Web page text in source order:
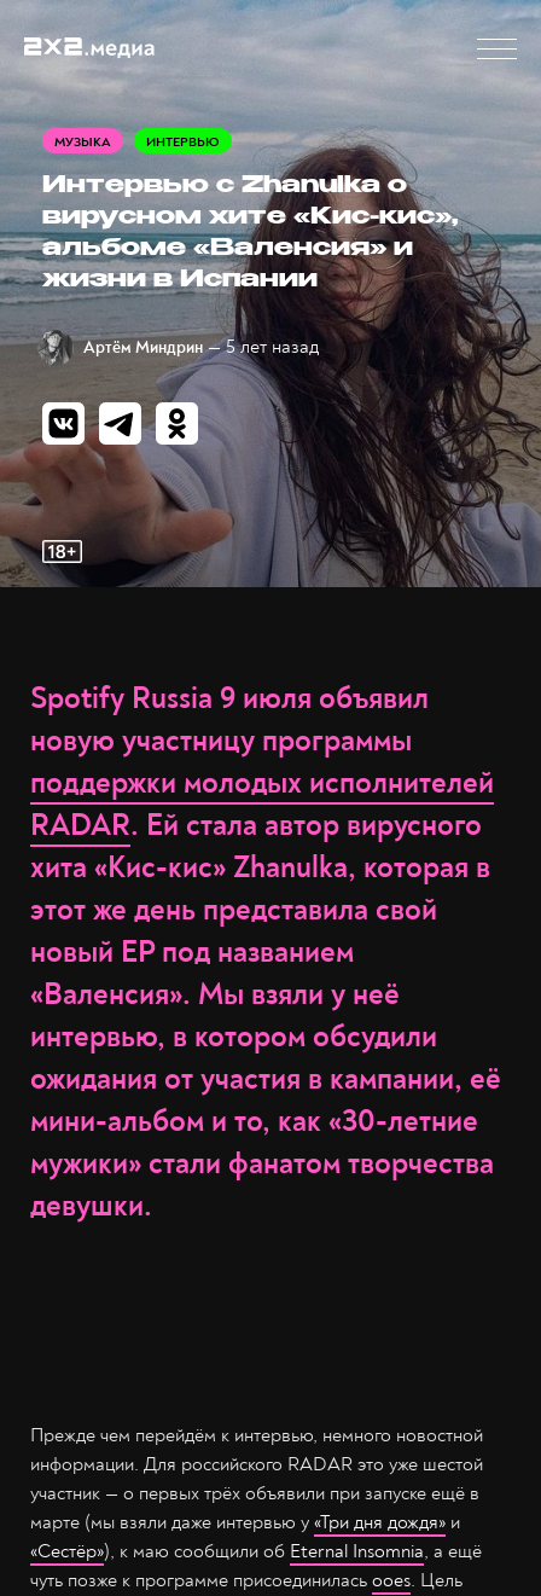
МУЗЫКА ИНТЕРВЬЮ
Интервью с Zhanulka о
вирусном хите «Кис-кис»,
альбоме «Валенсия» и
жизни в Испании
Артём Миндрин — 5 лет назад
Spotify Russia 9 июля объявил
новую участницу программы
поддержки молодых исполнителей
RADAR. Ей стала автор вирусного
хита «Кис-кис» Zhanulka, которая в
этот же день представила свой
новый EP под названием
«Валенсия». Мы взяли у неё
интервью, в котором обсудили
ожидания от участия в кампании, её
мини-альбом и то, как «30-летние
мужики» стали фанатом творчества
девушки.
Прежде чем перейдём к интервью, немного новостной
информации. Для российского RADAR это уже шестой
участник — о первых трёх объявили при запуске ещё в
марте (мы взяли даже интервью у «Три дня дождя» и
«Сестёр»), к маю сообщили об Eternal Insomnia, а ещё
чуть позже к программе присоединилась ooes. Цель